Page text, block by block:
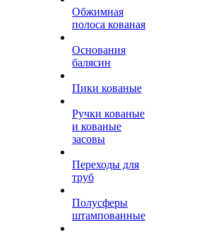
Обжимная
полоса кованая
Основания
балясин
Пики кованые
Ручки кованые
и кованые
засовы
Переходы для
труб
Полусферы
штампованные